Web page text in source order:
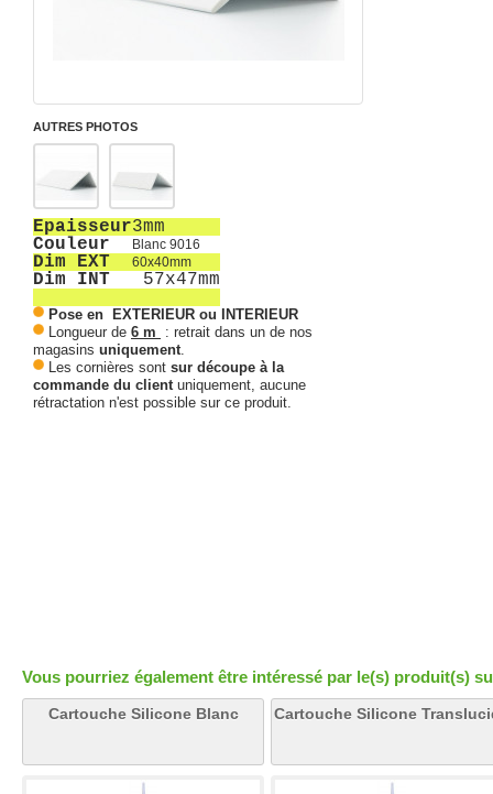
AUTRES PHOTOS
Epaisseur3mm
Couleur
Blanc 9016
Dim EXT 60x40mm
Dim INT 57x47mm
Pose en EXTERIEUR ou INTERIEUR
Longueur de 6 m
: retrait dans un de nos
magasins uniquement.
Les cornières sont sur découpe à la
commande du clientuniquement, aucune
rétractation n'est possible sur ce produit.
Vous pourriez également être intéressé par le(s) produit(s)
Cartouche Silicone Blanc Cartouche Silicone